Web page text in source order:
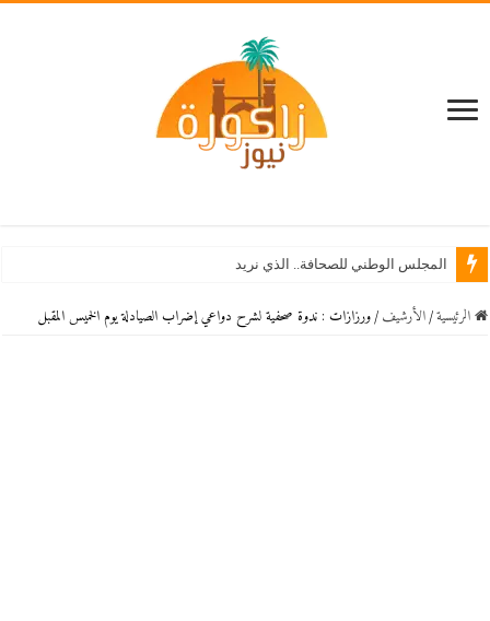
المجلس الوطني للصحافة.. الذي نريد
الرئيسية / اﻷرشيف / ورزازات : ندوة صحفية لشرح دواعي إضراب الصيادلة يوم الخميس المقبل